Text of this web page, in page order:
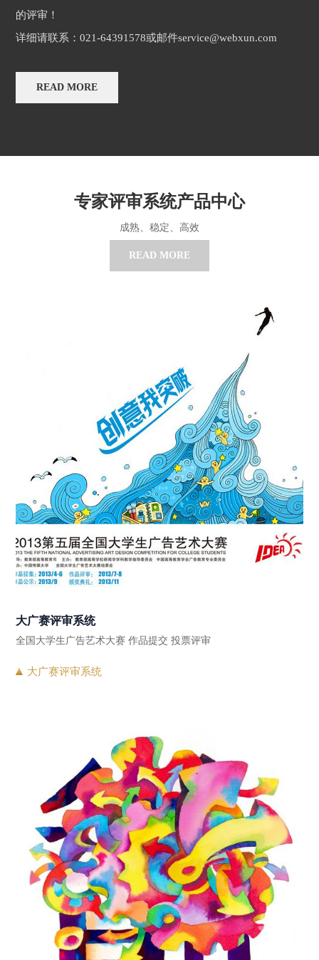
的评审！
详细请联系：021-64391578或邮件service@webxun.com
READ MORE
专家评审系统产品中心
成熟、稳定、高效
READ MORE
大广赛评审系统
全国大学生广告艺术大赛 作品提交 投票评审
大广赛评审系统